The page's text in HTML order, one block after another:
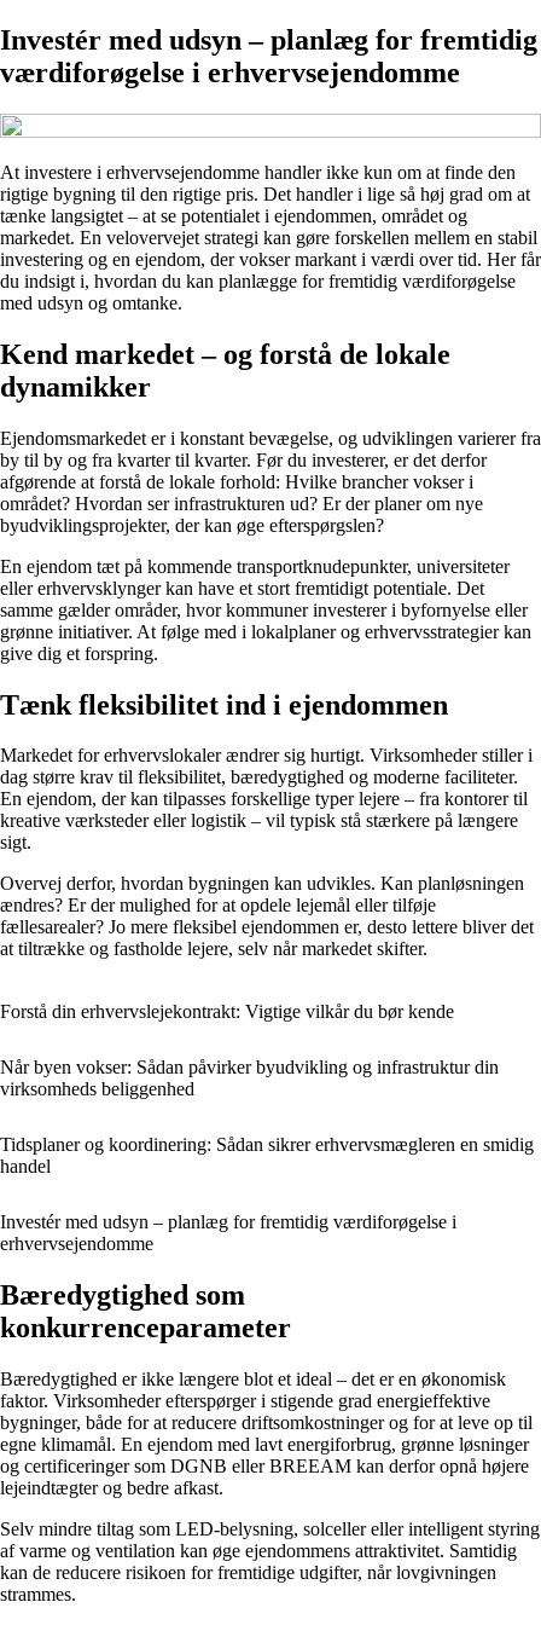
Investér med udsyn – planlæg for fremtidig
værdiforøgelse i erhvervsejendomme
At investere i erhvervsejendomme handler ikke kun om at finde den
rigtige bygning til den rigtige pris. Det handler i lige så høj grad om at
tænke langsigtet – at se potentialet i ejendommen, området og
markedet. En velovervejet strategi kan gøre forskellen mellem en stabil
investering og en ejendom, der vokser markant i værdi over tid. Her får
du indsigt i, hvordan du kan planlægge for fremtidig værdiforøgelse
med udsyn og omtanke.
Kend markedet – og forstå de lokale
dynamikker
Ejendomsmarkedet er i konstant bevægelse, og udviklingen varierer fra
by til by og fra kvarter til kvarter. Før du investerer, er det derfor
afgørende at forstå de lokale forhold: Hvilke brancher vokser i
området? Hvordan ser infrastrukturen ud? Er der planer om nye
byudviklingsprojekter, der kan øge efterspørgslen?
En ejendom tæt på kommende transportknudepunkter, universiteter
eller erhvervsklynger kan have et stort fremtidigt potentiale. Det
samme gælder områder, hvor kommuner investerer i byfornyelse eller
grønne initiativer. At følge med i lokalplaner og erhvervsstrategier kan
give dig et forspring.
Tænk fleksibilitet ind i ejendommen
Markedet for erhvervslokaler ændrer sig hurtigt. Virksomheder stiller i
dag større krav til fleksibilitet, bæredygtighed og moderne faciliteter.
En ejendom, der kan tilpasses forskellige typer lejere – fra kontorer til
kreative værksteder eller logistik – vil typisk stå stærkere på længere
sigt.
Overvej derfor, hvordan bygningen kan udvikles. Kan planløsningen
ændres? Er der mulighed for at opdele lejemål eller tilføje
fællesarealer? Jo mere fleksibel ejendommen er, desto lettere bliver det
at tiltrække og fastholde lejere, selv når markedet skifter.
Forstå din erhvervslejekontrakt: Vigtige vilkår du bør kende
Når byen vokser: Sådan påvirker byudvikling og infrastruktur din
virksomheds beliggenhed
Tidsplaner og koordinering: Sådan sikrer erhvervsmægleren en smidig
handel
Investér med udsyn – planlæg for fremtidig værdiforøgelse i
erhvervsejendomme
Bæredygtighed som
konkurrenceparameter
Bæredygtighed er ikke længere blot et ideal – det er en økonomisk
faktor. Virksomheder efterspørger i stigende grad energieffektive
bygninger, både for at reducere driftsomkostninger og for at leve op til
egne klimamål. En ejendom med lavt energiforbrug, grønne løsninger
og certificeringer som DGNB eller BREEAM kan derfor opnå højere
lejeindtægter og bedre afkast.
Selv mindre tiltag som LED-belysning, solceller eller intelligent styring
af varme og ventilation kan øge ejendommens attraktivitet. Samtidig
kan de reducere risikoen for fremtidige udgifter, når lovgivningen
strammes.